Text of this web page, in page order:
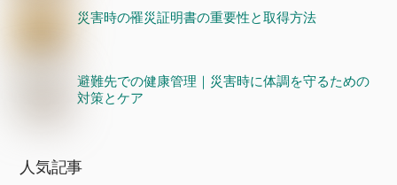
災害時の罹災証明書の重要性と取得方法
避難先での健康管理｜災害時に体調を守るための
対策とケア
人気記事